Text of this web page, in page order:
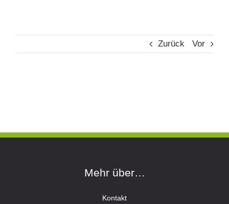
Zurück Vor
Mehr über…
Kontakt